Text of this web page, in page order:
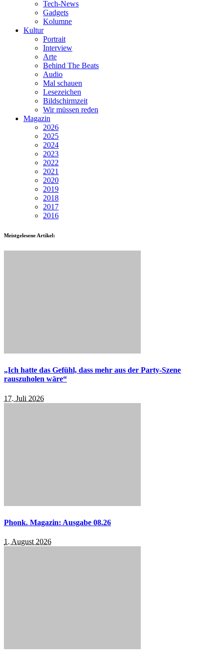
Tech-News
Gadgets
Kolumne
Kultur
Portrait
Interview
Arte
Behind The Beats
Audio
Mal schauen
Lesezeichen
Bildschirmzeit
Wir müssen reden
Magazin
2026
2025
2024
2023
2022
2021
2020
2019
2018
2017
2016
Meistgelesene Artikel:
„Ich hatte das Gefühl, dass mehr aus der Party-Szene
rauszuholen wäre“
17. Juli 2026
Phonk. Magazin: Ausgabe 08.26
1. August 2026